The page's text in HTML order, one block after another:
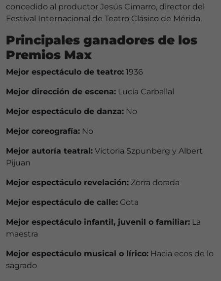
concedido al productor Jesús Cimarro, director del
Festival Internacional de Teatro Clásico de Mérida.
Principales ganadores de los
Premios Max
Mejor espectáculo de teatro: 1936
Mejor dirección de escena: Lucía Carballal
Mejor espectáculo de danza: No
Mejor coreografía: No
Mejor autoría teatral: Victoria Szpunberg y Albert
Pijuan
Mejor espectáculo revelación: Zorra dorada
Mejor espectáculo de calle: Gota
Mejor espectáculo infantil, juvenil o familiar: La
maestra
Mejor espectáculo musical o lírico: Hacia ecos de lo
sagrado